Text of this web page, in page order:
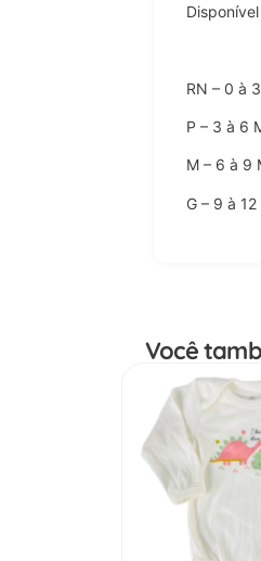
RN – 0 à
P – 3 à 6
M – 6 à 9
G – 9 à
Você